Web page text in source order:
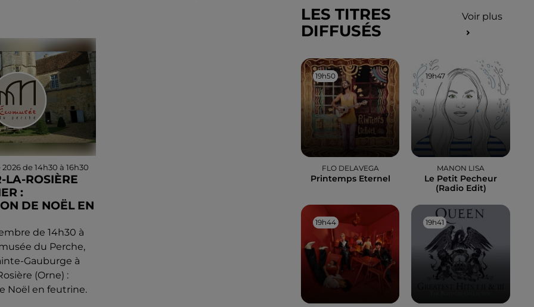
de 14h30 à 16h30
LA-ROSIÈRE
:
DE NOËL EN
de 14h30 à
du Perche,
Gauburge à
(Orne) :
Noël en feutrine.
LES TITRES
DIFFUSÉS
Voir plus
19h50
19h50
FLO DELAVEGA
Printemps Eternel
19h47
19h47
MANON LISA
Le Petit Pecheur
(radio Edit)
19h44
19h44 19h41
19h41